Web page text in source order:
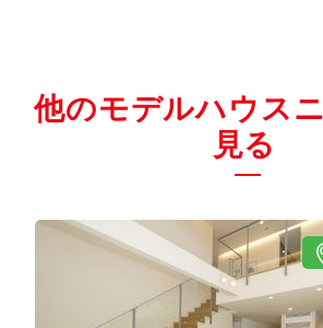
他のモデルハウス
見る